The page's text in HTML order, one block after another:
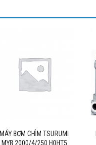
MÁY BƠM CHÌM TSURUMI
MYB 2000/4/250 H0HT5